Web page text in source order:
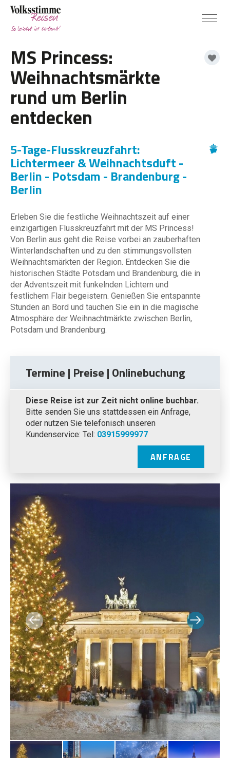
MS Princess:
Weihnachtsmärkte
rund um Berlin
entdecken
5-Tage-Flusskreuzfahrt:
Lichtermeer & Weihnachtsduft -
Berlin - Potsdam - Brandenburg -
Berlin
Erleben Sie die festliche Weihnachtszeit auf einer
einzigartigen Flusskreuzfahrt mit der MS Princess!
Von Berlin aus geht die Reise vorbei an zauberhaften
Winterlandschaften und zu den stimmungsvollsten
Weihnachtsmärkten der Region. Entdecken Sie die
historischen Städte Potsdam und Brandenburg, die in
der Adventszeit mit funkelnden Lichtern und
festlichem Flair begeistern. Genießen Sie entspannte
Stunden an Bord und tauchen Sie ein in die magische
Atmosphäre der Weihnachtmärkte zwischen Berlin,
Potsdam und Brandenburg.
Termine | Preise | Onlinebuchung
Diese Reise ist zur Zeit nicht online buchbar.
Bitte senden Sie uns stattdessen ein Anfrage,
oder nutzen Sie telefonisch unseren
Kundenservice: Tel: 03915999977
ANFRAGE